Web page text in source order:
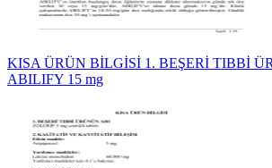
KISA ÜRÜN BİLGİSİ 1. BEŞERİ TIBBİ
ABILIFY 15 mg